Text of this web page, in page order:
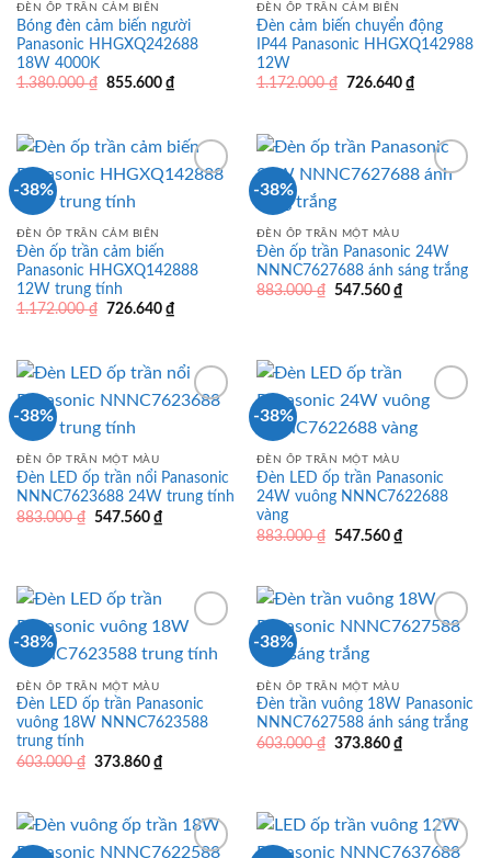
ĐÈN ỐP TRẦN CẢM BIẾN
Bóng đèn cảm biến người
Panasonic HHGXQ242688
18W 4000K
1.380.000₫ Giá
855.600 ₫Giá
855.600 ₫.
ĐÈN ỐP TRẦN CẢM BIẾN
Đèn cảm biến chuyển động
IP44 Panasonic HHGXQ142988
12W
1.172.000₫ Giá
726.640 ₫Giá
726.640 ₫.
-38%
ĐÈN ỐP TRẦN CẢM BIẾN
Đèn ốp trần cảm biến
Panasonic HHGXQ142888
12W trung tính
1.172.000₫ Giá
726.640 ₫Giá
726.640 ₫.
-38%
ĐÈN ỐP TRẦN MỘT MÀU
Đèn ốp trần Panasonic 24W
NNNC7627688 ánh sáng trắng
883.000₫ Giá
547.560 ₫Giá
-38%
ĐÈN ỐP TRẦN MỘT MÀU
Đèn LED ốp trần nổi Panasonic
NNNC7623688 24W trung tính
883.000₫
Giá
547.560 ₫Giá
hiện
-38%
ĐÈN ỐP TRẦN MỘT MÀU
Đèn LED ốp trần Panasonic
24W vuông NNNC7622688
vàng
883.000₫
Giá
547.560 ₫Giá
hiện
547.560 ₫.
-38%
ĐÈN ỐP TRẦN MỘT MÀU
Đèn LED ốp trần Panasonic
vuông 18W NNNC7623588
trung tính
603.000₫ Giá
373.860 ₫Giá
hiện
373.860 ₫.
-38%
ĐÈN ỐP TRẦN MỘT MÀU
Đèn trần vuông 18W Panasonic
NNNC7627588 ánh sáng trắng
603.000₫ Giá
373.860 ₫Giá
hiện